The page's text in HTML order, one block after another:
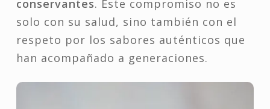
conservantes. Este compromiso no es
solo con su salud, sino también con el
respeto por los sabores auténticos que
han acompañado a generaciones.